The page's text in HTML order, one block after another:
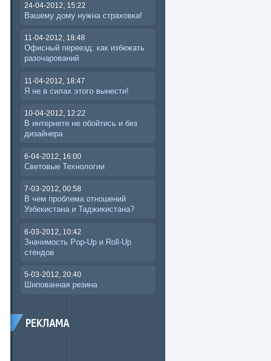
24-04-2012, 15:22
Вашему дому нужна страховка!
11-04-2012, 18:48
Офисный переезд: как избежать
разочарований
11-04-2012, 18:47
Я не в силах этого вынести!
10-04-2012, 12:22
В интернете не обойтись и без
дизайнера
6-04-2012, 16:00
Световые Технологии
7-03-2012, 00:58
В чем проблема отношений
Узбекистана и Таджикистана?
6-03-2012, 10:42
Значимость Pop-Up и Roll-Up
стендов
5-03-2012, 20:40
Шипованная резина
РЕКЛАМА